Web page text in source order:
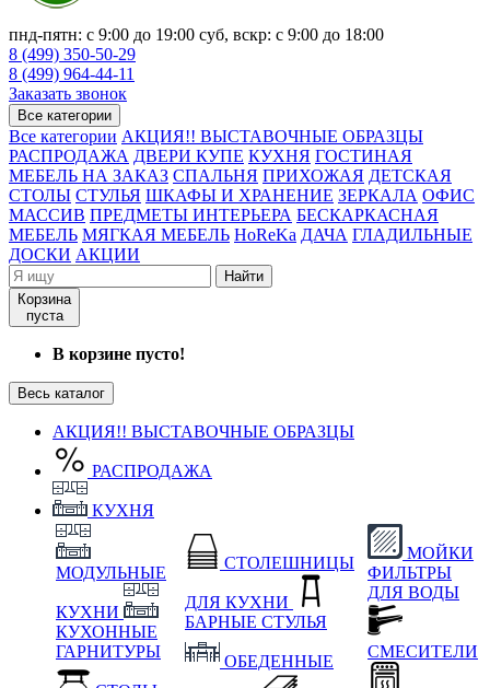
пнд-пятн: с 9:00 до 19:00 суб, вскр: с 9:00 до 18:00
8 (499) 350-50-29
8 (499) 964-44-11
Заказать звонок
Все категории
Все категории АКЦИЯ!! ВЫСТАВОЧНЫЕ ОБРАЗЦЫ
РАСПРОДАЖА ДВЕРИ КУПЕ КУХНЯ ГОСТИНАЯ
МЕБЕЛЬ НА ЗАКАЗ СПАЛЬНЯ ПРИХОЖАЯ ДЕТСКАЯ
СТОЛЫ СТУЛЬЯ ШКАФЫ И ХРАНЕНИЕ ЗЕРКАЛА ОФИС
МАССИВ ПРЕДМЕТЫ ИНТЕРЬЕРА БЕСКАРКАСНАЯ
МЕБЕЛЬ МЯГКАЯ МЕБЕЛЬ HoReKa ДАЧА ГЛАДИЛЬНЫЕ
ДОСКИ АКЦИИ
Найти
Корзина
пуста
В корзине пусто!
Весь каталог
АКЦИЯ!! ВЫСТАВОЧНЫЕ ОБРАЗЦЫ
РАСПРОДАЖА
КУХНЯ
МОДУЛЬНЫЕ
КУХНИ
КУХОННЫЕ
ГАРНИТУРЫ
СТОЛЕШНИЦЫ
ДЛЯ КУХНИ
БАРНЫЕ СТУЛЬЯ
ОБЕДЕННЫЕ
МОЙКИ
ФИЛЬТРЫ
ДЛЯ ВОДЫ
СМЕСИТЕЛИ